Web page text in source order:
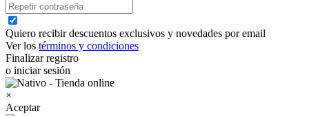
Quiero recibir descuentos exclusivos y novedades por email
Ver los términos y condiciones
Finalizar registro
o iniciar sesión
×
Aceptar